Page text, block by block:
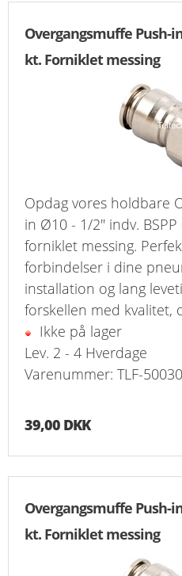
Overgangsmuffe Push-
kt. Forniklet messing
Opdag vores holdbare
in Ø10 - 1/2" indv.
forniklet messing.
forbindelser i dine
installation og lang
forskellen med kvalitet,
Ikke på lager
Lev. 2 - 4 Hverdage
Varenummer: TLF-
39,00 DKK
Overgangsmuffe Push-
kt. Forniklet messing